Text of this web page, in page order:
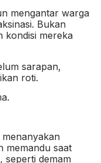
mengantar warga
Bukan
kondisi mereka
sarapan,
roti.
memandu saat
seperti demam